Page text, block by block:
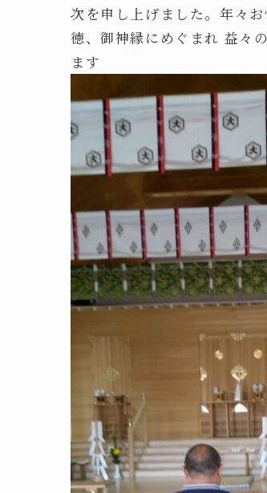
次を申し上げました。年々
徳、御神縁にめぐまれ 益々
ます